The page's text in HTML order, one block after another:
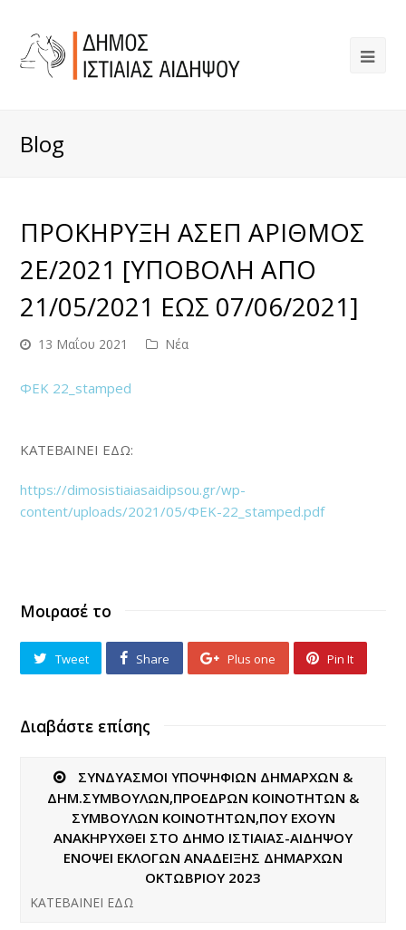
Blog
ΠΡΟΚΗΡΥΞΗ ΑΣΕΠ ΑΡΙΘΜΟΣ
2Ε/2021 [ΥΠΟΒΟΛΗ ΑΠΟ
21/05/2021 ΕΩΣ 07/06/2021]
13 Μαΐου 2021 Νέα
ΦΕΚ 22_stamped
ΚΑΤΕΒΑΙΝΕΙ ΕΔΩ:
https://dimosistiaiasaidipsou.gr/wp-
content/uploads/2021/05/ΦΕΚ-22_stamped.pdf
Μοιρασέ το
Tweet Share Plus one Pin It
Διαβάστε επίσης
ΣΥΝΔΥΑΣΜΟΙ ΥΠΟΨΗΦΙΩΝ ΔΗΜΑΡΧΩΝ &
ΔΗΜ.ΣΥΜΒΟΥΛΩΝ,ΠΡΟΕΔΡΩΝ ΚΟΙΝΟΤΗΤΩΝ &
ΣΥΜΒΟΥΛΩΝ ΚΟΙΝΟΤΗΤΩΝ,ΠΟΥ ΕΧΟΥΝ
ΑΝΑΚΗΡΥΧΘΕΙ ΣΤΟ ΔΗΜΟ ΙΣΤΙΑΙΑΣ-ΑΙΔΗΨΟΥ
ΕΝΟΨΕΙ ΕΚΛΟΓΩΝ ΑΝΑΔΕΙΞΗΣ ΔΗΜΑΡΧΩΝ
ΟΚΤΩΒΡΙΟΥ 2023
KATEBAINEI ΕΔΩ